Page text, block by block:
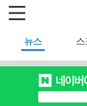
뉴스 스